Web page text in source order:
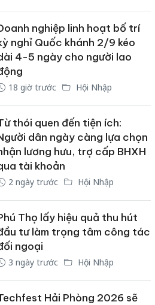
nghiệp linh hoạt bố trí
nghỉ Quốc khánh 2/9 kéo
4-5 ngày cho người lao
18 giờ trước Hội Nhập
thói quen đến tiện ích:
dân ngày càng lựa chọn
lương hưu, trợ cấp BHXH
tài khoản
2 ngày trước Hội Nhập
Thọ lấy hiệu quả thu hút
tư làm trọng tâm công tác
ngoại
3 ngày trước Hội Nhập
Hải Phòng 2026 sẽ